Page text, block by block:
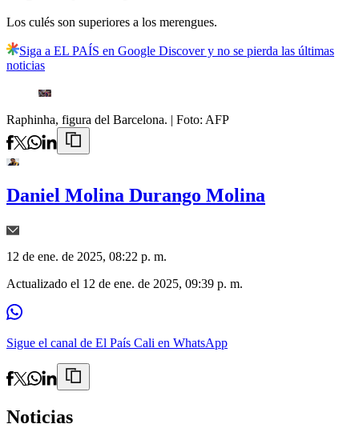
Los culés son superiores a los merengues.
Siga a EL PAÍS en Google Discover y no se pierda las últimas
noticias
Raphinha, figura del Barcelona. | Foto: AFP
Daniel Molina Durango Molina
12 de ene. de 2025, 08:22 p. m.
Actualizado el 12 de ene. de 2025, 09:39 p. m.
Sigue el canal de El País Cali en WhatsApp
Noticias